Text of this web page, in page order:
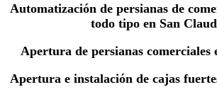
Automatización de persianas de
todo tipo en San
Apertura de persianas comerciales
Apertura e instalación de cajas